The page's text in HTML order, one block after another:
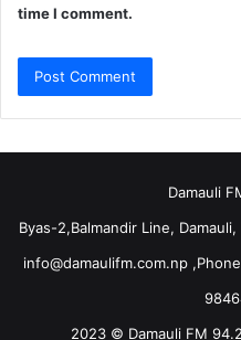
time I comment.
Damauli
Byas-2,Balmandir Line,
info@damaulifm.com.np
2023 © Damauli FM